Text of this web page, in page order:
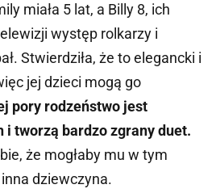
miała 5 lat, a Billy 8, ich
występ rolkarzy i
Stwierdziła, że to elegancki i
jej dzieci mogą go
pory rodzeństwo jest
i tworzą bardzo zgrany duet.
że mogłaby mu w tym
dziewczyna.